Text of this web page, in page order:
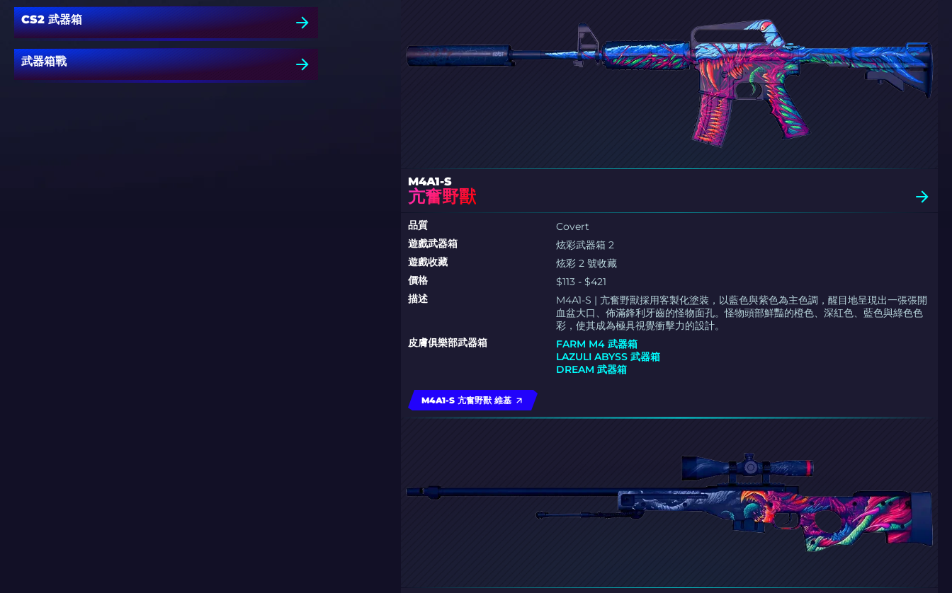
CS2 武器箱
武器箱戰
M4A1-S
亢奮野獸
品質
Covert
遊戲武器箱
炫彩武器箱 2
遊戲收藏
炫彩 2 號收藏
價格
$113 - $421
描述
M4A1-S | 亢奮野獸採用客製化塗裝，以藍色與紫色為主色調，醒目地呈現出一張張開
血盆大口、佈滿鋒利牙齒的怪物面孔。怪物頭部鮮豔的橙色、深紅色、藍色與綠色色
彩，使其成為極具視覺衝擊力的設計。
皮膚俱樂部武器箱
FARM M4 武器箱
LAZULI ABYSS 武器箱
DREAM 武器箱
M4A1-S 亢奮野獸 維基